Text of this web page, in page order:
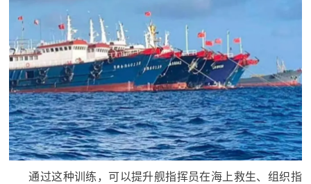
追
踪
防
法
规
国
防
法
规
国
防
通过这种训练，可以提升舰指挥员在海上救生、组织指